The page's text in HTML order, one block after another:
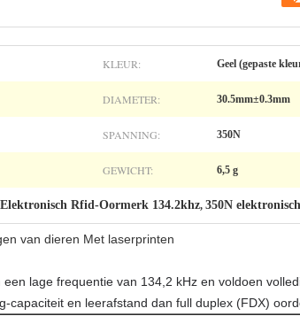
KLEUR: Geel (gepaste
DIAMETER: 30.5mm±0.3mm
SPANNING: 350N
GEWICHT: 6,5 g
Elektronisch Rfid-Oormerk 134.2khz, 350N
van dieren Met laserprinten
lage frequentie van 134,2 kHz en voldoen
en leerafstand dan full duplex (FDX)